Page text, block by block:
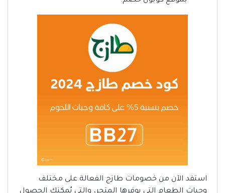
استفد الآن من خصومات طازج الفعالة على مختلف